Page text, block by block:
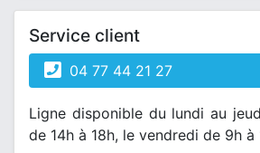
Service client
04 77 44 21 27
Ligne disponible du lundi au
de 14h à 18h, le vendredi de 9h à